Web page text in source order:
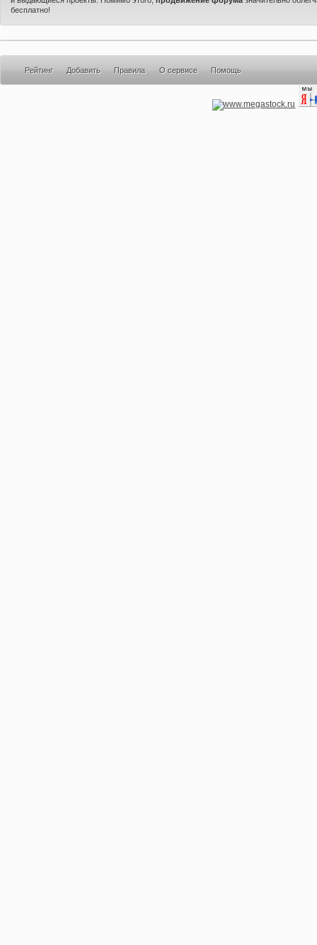
бесплатно!
Рейтинг Добавить Правила О сервисе Помощь